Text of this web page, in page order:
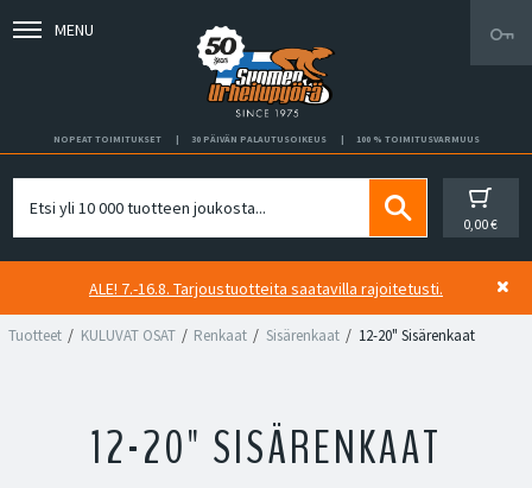
MENU
NOPEAT TOIMITUKSET 30 PÄIVÄN PALAUTUSOIKEUS 100 % TOIMITUSVARMUUS
0,00 €
ALE! 7.-16.8. Tarjoustuotteita saatavilla rajoitetusti.
Tuotteet KULUVAT OSAT Renkaat Sisärenkaat 12-20" Sisärenkaat
12-20" SISÄRENKAAT